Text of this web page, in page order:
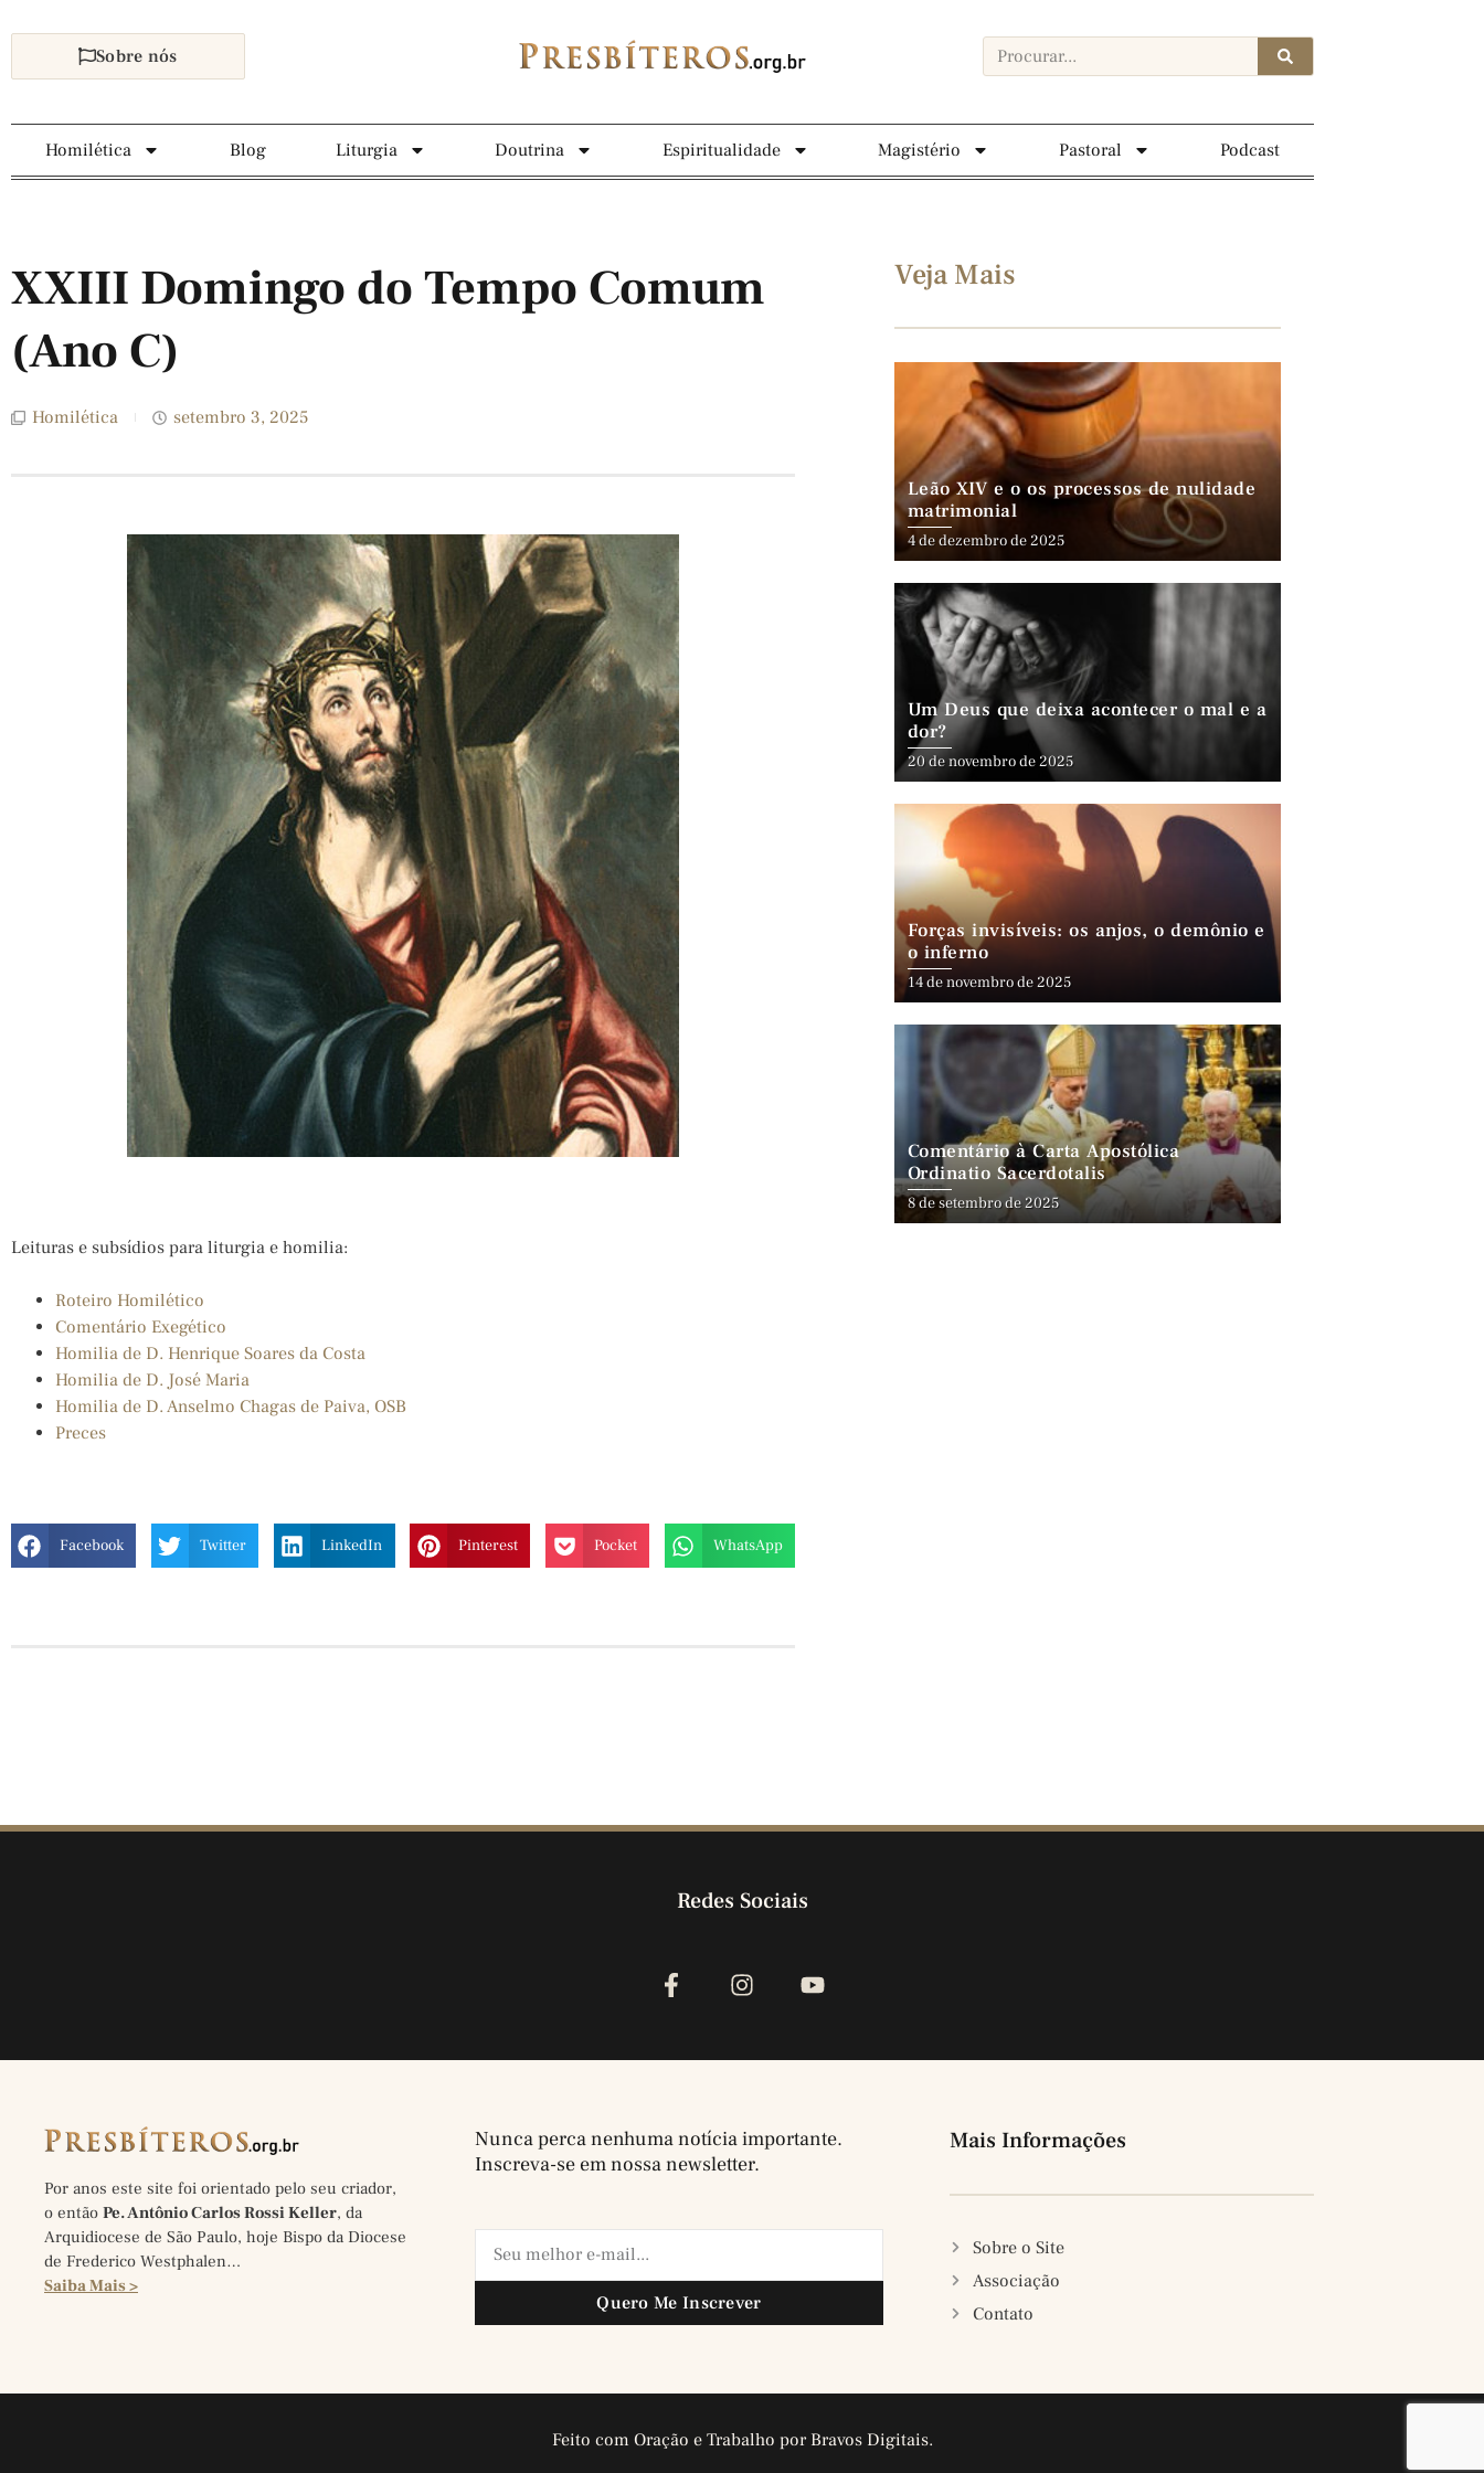
Sobre nós
Homilética Blog Liturgia Doutrina Espiritualidade Magistério Pastoral Podcast
XXIII Domingo do Tempo Comum
(Ano C)
Homilética setembro 3, 2025
Leituras e subsídios para liturgia e homilia:
Roteiro Homilético
Comentário Exegético
Homilia de D. Henrique Soares da Costa
Homilia de D. José Maria
Homilia de D. Anselmo Chagas de Paiva, OSB
Preces
Facebook Twitter LinkedIn Pinterest Pocket WhatsApp
Veja Mais
Leão XIV e o os processos de nulidade
matrimonial
4 de dezembro de 2025
Um Deus que deixa acontecer o mal e a
dor?
20 de novembro de 2025
Forças invisíveis: os anjos, o demônio e
o inferno
14 de novembro de 2025
Comentário à Carta Apostólica
Ordinatio Sacerdotalis
8 de setembro de 2025
Redes Sociais
Por anos este site foi orientado pelo seu criador,
o então Pe. Antônio Carlos Rossi Keller, da
Arquidiocese de São Paulo, hoje Bispo da Diocese
de Frederico Westphalen…
Saiba Mais >
Nunca perca nenhuma notícia importante.
Inscreva-se em nossa newsletter.
Quero Me Inscrever
Mais Informações
Sobre o Site
Associação
Contato
Feito com Oração e Trabalho por Bravos Digitais.